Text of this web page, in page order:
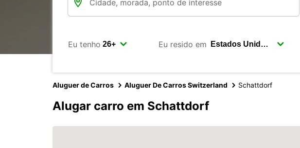
Eu tenho Eu resido em
Aluguer de Carros Aluguer De Carros Switzerland Schattdorf
Alugar carro em Schattdorf